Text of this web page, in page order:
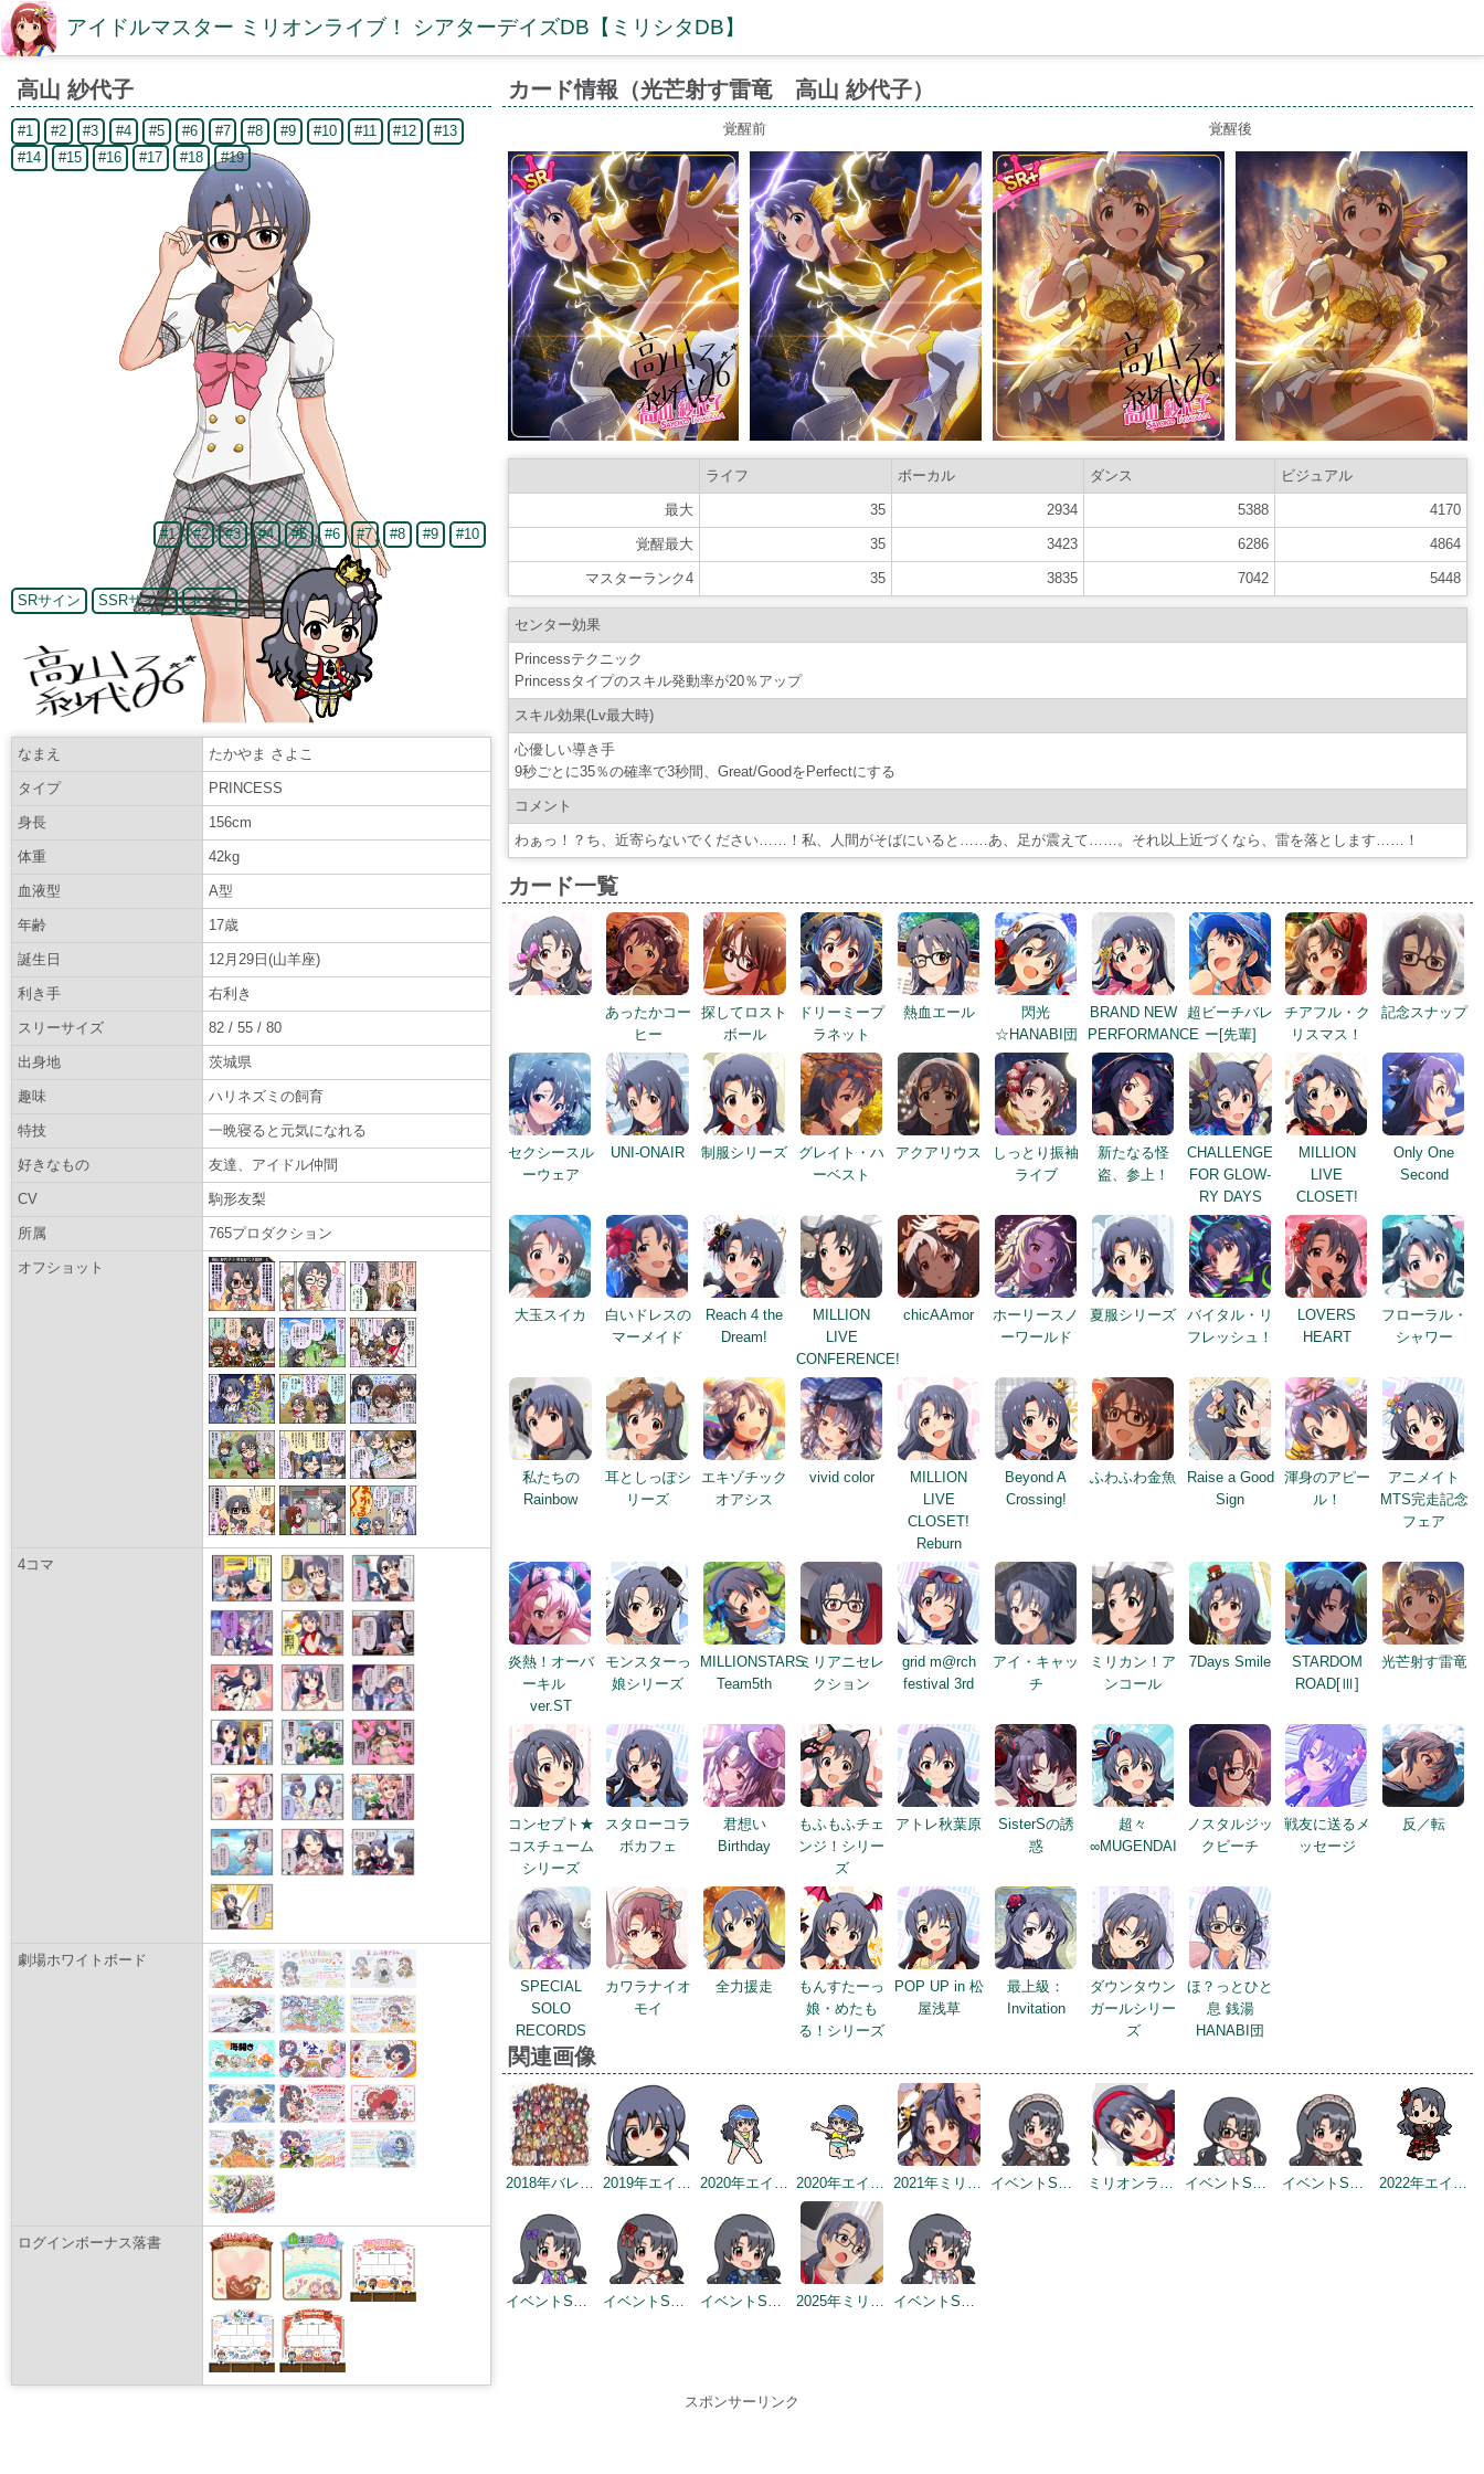
アイドルマスター ミリオンライブ！ シアターデイズDB【ミリシタDB】
高山 紗代子
#1 #2 #3 #4 #5 #6 #7 #8 #9 #10 #11 #12
#13
#14
#15 #16 #17 #18 #19
#1 #2 #3 #4 #5 #6 #7 #8 #9 #10
SRサイン SSRサイン ネーム
なまえ たかやま さよこ
タイプ PRINCESS
身長 156cm
体重 42kg
血液型 A型
年齢 17歳
誕生日 12月29日(山羊座)
利き手 右利き
スリーサイズ 82 / 55 / 80
出身地 茨城県
趣味 ハリネズミの飼育
特技 一晩寝ると元気になれる
好きなもの 友達、アイドル仲間
CV 駒形友梨
所属 765プロダクション
オフショット
4コマ
劇場ホワイトボード
ログインボーナス落書
カード情報（光芒射す雷竜 高山 紗代子）
覚醒前 覚醒後
ライフ ボーカル ダンス ビジュアル
最大 35 2934 5388 4170
覚醒最大 35 3423 6286 4864
マスターランク4 35 3835 7042 5448
センター効果
Princessテクニック
Princessタイプのスキル発動率が20％アップ
スキル効果(Lv最大時)
心優しい導き手
9秒ごとに35％の確率で3秒間、Great/GoodをPerfectにする
コメント
わぁっ！？ち、近寄らないでください……！私、人間がそばにいると……あ、足が震えて……。それ以上近づくなら、雷を落とします……！
カード一覧
あったかコー
ヒー
探してロスト
ボール
ドリーミープ
ラネット
熱血エール
閃光
☆HANABI団
BRAND NEW
PERFORMANCE
超ビーチバレ
ー[先輩]
チアフル・ク
リスマス！
記念スナップ
セクシースル
ーウェア
UNI-ONAIR 制服シリーズ
グレイト・ハ
ーベスト
アクアリウス
しっとり振袖
ライブ
新たなる怪
盗、参上！
CHALLENGE
FOR GLOW-
RY DAYS
MILLION
LIVE
CLOSET!
Only One
Second
大玉スイカ
白いドレスの
マーメイド
Reach 4 the
Dream!
MILLION
LIVE
CONFERENCE!
chicAAmor
ホーリースノ
ーワールド
夏服シリーズ
バイタル・リ
フレッシュ！
LOVERS
HEART
フローラル・
シャワー
私たちの
Rainbow
耳としっぽシ
リーズ
エキゾチック
オアシス
vivid color
MILLION
LIVE
CLOSET!
Reburn
Beyond A
Crossing!
ふわふわ金魚
Raise a Good
Sign
渾身のアピー
ル！
アニメイト
MTS完走記念
フェア
炎熱！オーバ
ーキル
ver.ST
モンスターっ
娘シリーズ
MILLIONSTARS
Team5th
ミリアニセレ
クション
grid m@rch
festival 3rd
アイ・キャッ
チ
ミリカン！ア
ンコール
7Days Smile
STARDOM
ROAD[Ⅲ]
光芒射す雷竜
コンセプト★
コスチューム
シリーズ
スタローコラ
ボカフェ
君想い
Birthday
もふもふチェ
ンジ！シリー
ズ
アトレ秋葉原
SisterSの誘
惑
超々
∞MUGENDAI
ノスタルジッ
クビーチ
戦友に送るメ
ッセージ
反／転
SPECIAL
SOLO
RECORDS
カワラナイオ
モイ
全力援走
もんすたーっ
娘・めたも
る！シリーズ
POP UP in 松
屋浅草
最上級：
Invitation
ダウンタウン
ガールシリー
ズ
ほ？っとひと
息 銭湯
HANABI団
関連画像
2018年バレンタインデー公式ツイート 2019年エイプリルミニゲーム 2020年エイプリルフールネタ 2020年エイプリルフールネタ 2021年ミリシタ4周年カウントダウン（1日前） イベントSD（2022/2/2） ミリオンライブ9周年記念トップ画面 イベントSD #3 イベントSD #5 2022年エイプリルフールネタ
イベントSD #2 イベントSD #4 イベントSD #342 2025年ミリシタ8周年カウントダウン（2日前） イベントSD #407
スポンサーリンク